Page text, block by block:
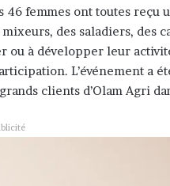
46 femmes ont toutes reçu
des saladiers, des
ou à développer leur
L’événement a
clients d’Olam Agri